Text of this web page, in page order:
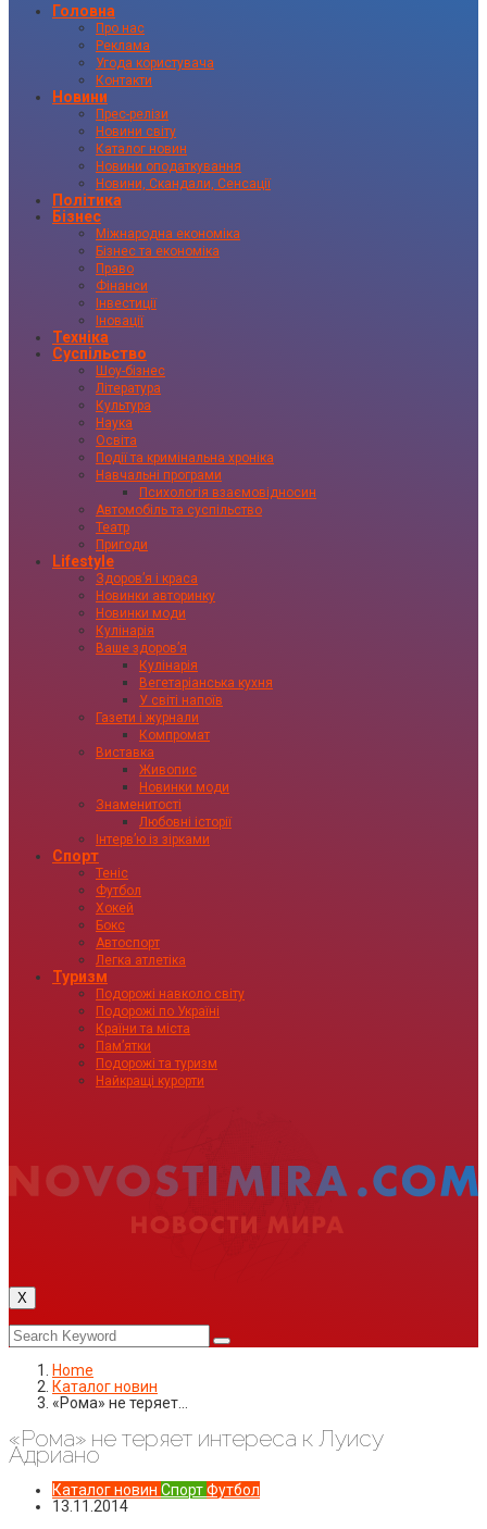
Головна
Про нас
Реклама
Угода користувача
Контакти
Новини
Прес-релізи
Новини світу
Каталог новин
Новини оподаткування
Новини, Скандали, Сенсації
Політика
Бізнес
Міжнародна економіка
Бізнес та економіка
Право
Фінанси
Інвестиції
Іновації
Техніка
Суспільство
Шоу-бізнес
Література
Культура
Наука
Освіта
Події та кримінальна хроніка
Навчальні програми
Психологія взаємовідносин
Автомобіль та суспільство
Театр
Пригоди
Lifestyle
Здоровʼя і краса
Новинки авторинку
Новинки моди
Кулінарія
Ваше здоровʼя
Кулінарія
Вегетаріанська кухня
У світі напоїв
Газети і журнали
Компромат
Виставка
Живопис
Новинки моди
Знаменитості
Любовні історії
Інтервʼю із зірками
Спорт
Теніс
Футбол
Хокей
Бокс
Автоспорт
Легка атлетіка
Туризм
Подорожі навколо світу
Подорожі по Україні
Країни та міста
Пам’ятки
Подорожі та туризм
Найкращі курорти
X
Home
Каталог новин
«Рома» не теряет…
«Рома» не теряет интереса к Луису
Адриано
Каталог новин СпортФутбол
13.11.2014